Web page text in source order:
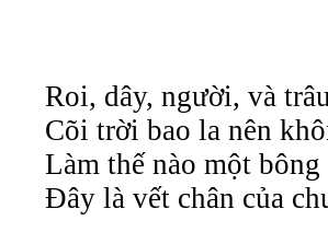
Roi, dây, người, và
Cõi trời bao la nên
Làm thế nào một
Đây là vết chân của